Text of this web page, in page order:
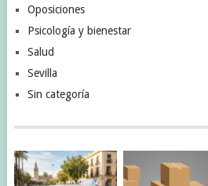
Oposiciones
Psicología y bienestar
Salud
Sevilla
Sin categoría